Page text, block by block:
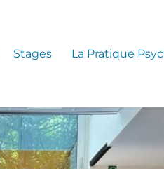
Stages La Pratique